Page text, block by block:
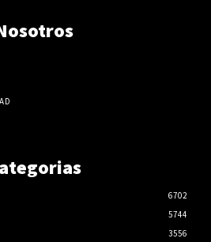
6702
5744
3556